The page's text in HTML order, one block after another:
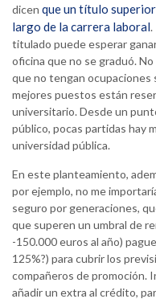
dicen que un título
largo de la carrera laboral.
titulado puede esperar
oficina que no se graduó.
que no tengan ocupaciones
mejores puestos están
universitario. Desde un
público, pocas partidas hay
universidad pública.
En este planteamiento,
por ejemplo, no me
seguro por generaciones,
que superen un umbral de
-150.000 euros al año)
125%?) para cubrir los
compañeros de promoción.
añadir un extra al crédito,